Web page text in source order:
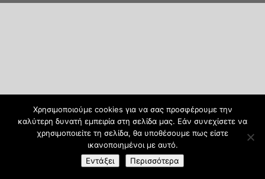
Χρησιμοποιούμε cookies για να σας προσφέρουμε την
καλύτερη δυνατή εμπειρία στη σελίδα μας. Εάν συνεχίσετε να
χρησιμοποιείτε τη σελίδα, θα υποθέσουμε πως είστε
ικανοποιημένοι με αυτό.
Εντάξει
Περισσότερα